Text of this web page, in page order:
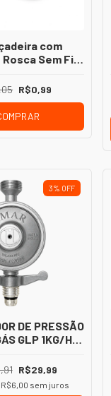
com
Sem Fim
R$0,99
3% OFF
DE PRESSÃO
GLP 1KG/H
R$29,99
R$6,00 sem juros